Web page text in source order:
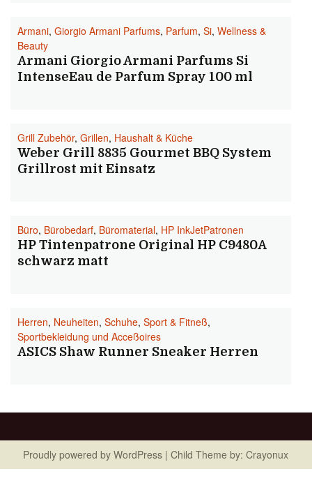
Armani, Giorgio Armani Parfums, Parfum, Si, Wellness &
Beauty
Armani Giorgio Armani Parfums Si
IntenseEau de Parfum Spray 100 ml
Grill Zubehör, Grillen, Haushalt & Küche
Weber Grill 8835 Gourmet BBQ System
Grillrost mit Einsatz
Büro, Bürobedarf, Büromaterial, HP InkJetPatronen
HP Tintenpatrone Original HP C9480A
schwarz matt
Herren, Neuheiten, Schuhe, Sport & Fitneß,
Sportbekleidung und Acceßoires
ASICS Shaw Runner Sneaker Herren
Proudly powered by WordPress | Child Theme by: Crayonux